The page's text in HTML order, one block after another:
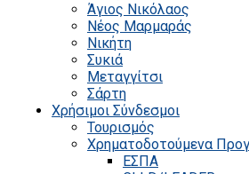
Άγιος Νικόλαος
Νέος Μαρμαράς
Νικήτη
Συκιά
Μεταγγίτσι
Σάρτη
Χρήσιμοι Σύνδεσμοι
Τουρισμός
Χρηματοδοτούμενα
ΕΣΠΑ